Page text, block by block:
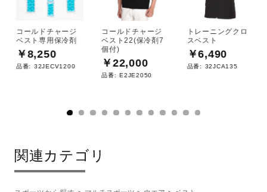
コールドチャージ
ベスト専用保冷剤
￥8,250
品番: 32JECV1200
コールドチャージ
ベスト22(保冷剤7
個付)
￥22,000
品番: E2JE2050
トレーニングクロ
スベスト
￥6,490
品番: 32JCA135
関連カテゴリ